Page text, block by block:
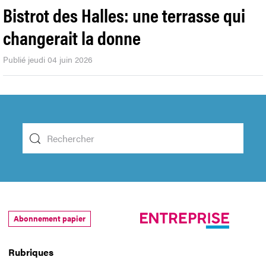
Bistrot des Halles: une terrasse qui
changerait la donne
Publié jeudi 04 juin 2026
Rubriques
Abonnement papier